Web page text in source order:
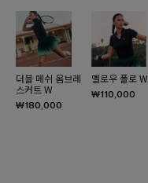
더블 메쉬 옴브레
스커트 W
₩180,000
멜로우 폴로 W
₩110,000